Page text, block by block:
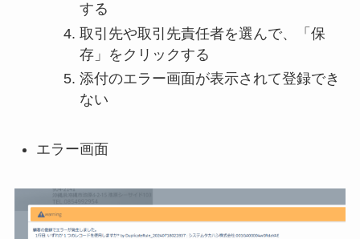
する
取引先や取引先責任者を選んで、「保
存」をクリックする
添付のエラー画面が表示されて登録でき
ない
エラー画面